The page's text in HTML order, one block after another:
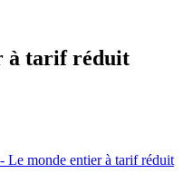
à tarif réduit
Le monde entier à tarif réduit